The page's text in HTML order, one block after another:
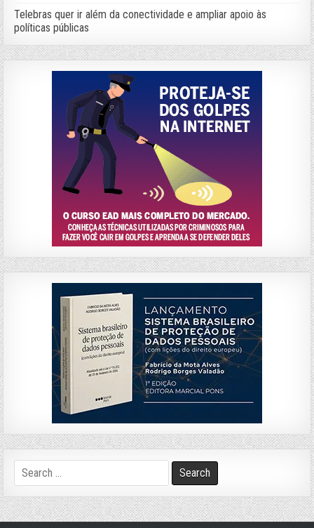
Telebras quer ir além da conectividade e ampliar apoio às
políticas públicas
Search
for: